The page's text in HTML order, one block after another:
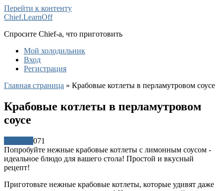
Перейти к контенту
Chief.LearnOff
Спросите Chief-а, что приготовить
Мой холодильник
Вход
Регистрация
Главная страница » Крабовые котлеты в перламутровом соусе
Крабовые котлеты в перламутровом
соусе
071
Попробуйте нежные крабовые котлеты с лимонным соусом -
идеальное блюдо для вашего стола! Простой и вкусный
рецепт!
Приготовьте нежные крабовые котлеты, которые удивят даже